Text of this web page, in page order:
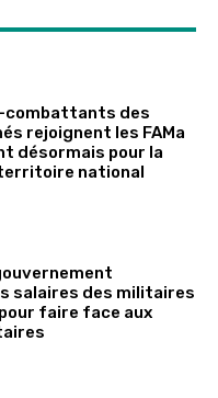
combattants des
rejoignent les FAMa
désormais pour la
national
salaires des militaires
pour faire face aux